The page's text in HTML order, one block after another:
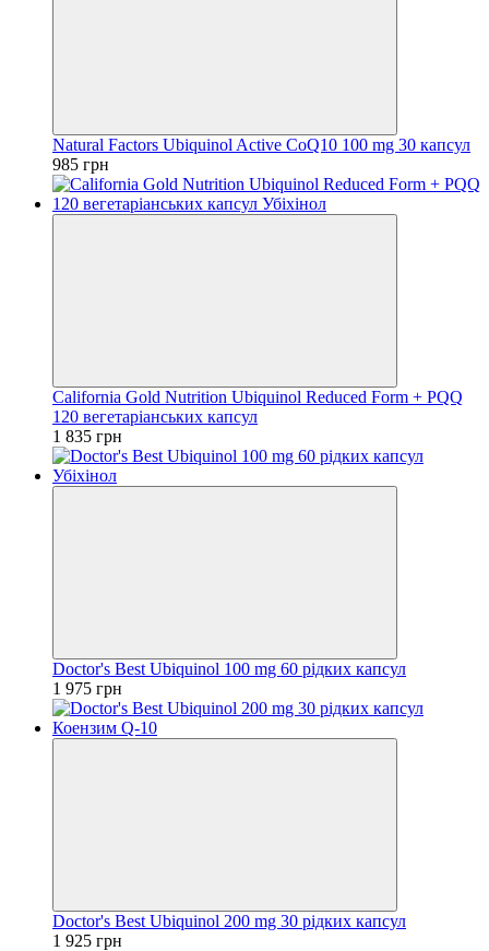
Natural Factors Ubiquinol Active CoQ10 100 mg 30 капсул
985 грн
California Gold Nutrition Ubiquinol Reduced Form + PQQ
120 вегетаріанських капсул
1 835 грн
Doctor's Best Ubiquinol 100 mg 60 рідких капсул
1 975 грн
Doctor's Best Ubiquinol 200 mg 30 рідких капсул
1 925 грн